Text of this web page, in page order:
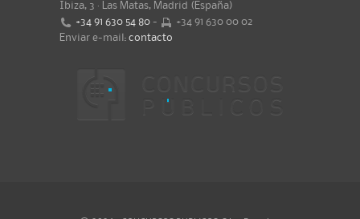
Ibiza, 3 · Las Matas, Madrid (España)
+34 91 630 54 80 -
+34 91 630 00 02
Enviar e-mail: contacto